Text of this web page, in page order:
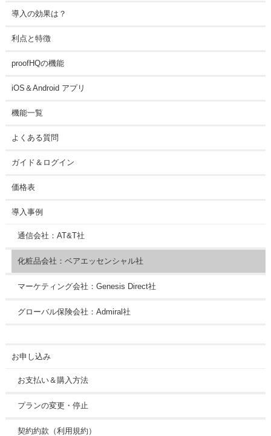
導入の効果は？
利点と特徴
proofHQの機能
iOS＆Android アプリ
機能一覧
よくある質問
ガイド＆ログイン
価格表
導入事例
通信会社：AT&T社
化粧品会社：ベアエッセンシャル社
マーケティング会社：Genesis Direct社
グローバル保険会社：Admiral社
お申し込み
お支払い＆購入方法
プランの変更・停止
契約約款（利用規約）